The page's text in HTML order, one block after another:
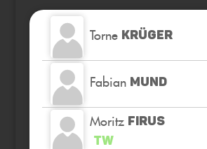
Torne KRÜGER
Fabian MUND
Moritz FIRUS
TW